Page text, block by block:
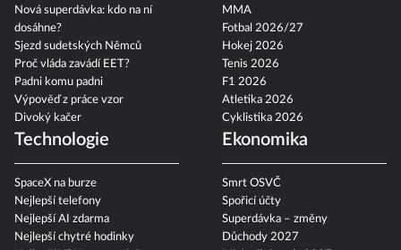
Nová superdávka: kdo na ní
dosáhne?
Sjezd sudetských Němců
Proč vláda zavádí EET?
Padni komu padni
Výpověď z práce vzor
Divoký kačer
MMA
Fotbal 2026/27
Hokej 2026
Tenis 2026
F1 2026
Atletika 2026
Cyklistika 2026
Technologie
SpaceX na burze
Nejlepší telefony
Nejlepší AI zdarma
Nejlepší chytré hodinky
Ekonomika
Smrt OSVČ
Spořicí účty
Superdávka – změny
Důchody 2027